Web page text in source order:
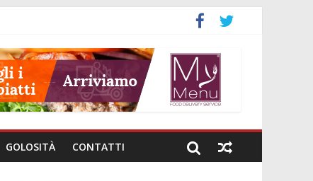
GOLOSITÀ CONTATTI